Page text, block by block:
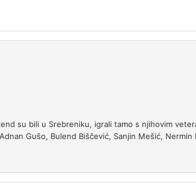
su bili u Srebreniku, igrali tamo s njihovim
Gušo, Bulend Biščević, Sanjin Mešić, Nermin